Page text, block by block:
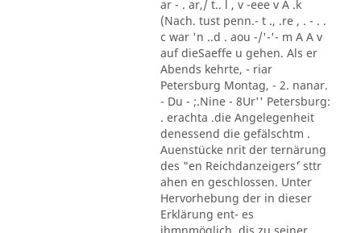
ar - . ar,/ t.. l , v -eee v A .k
(Nach. tust penn.- t ., .re , . - . .
c war 'n ..d . aou -/'-'- m A A v
auf dieSaeffe u gehen. Als er
Abends kehrte, - riar
Petersburg Montag, - 2. nanar.
- Du - ;.Nine - 8Ur'' Petersburg:
. erachta .die Angelegenheit
denessend die gefälschtm .
Auenstücke nrit der ternärung
des "en Reichdanzeigers´' sttr
ahen en geschlossen. Unter
Hervorhebung der in dieser
Erklärung ent- es